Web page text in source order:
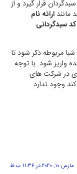
قرار گیرد و از
مانند ارائه نام
سبدگردانی
مربوطه ذکر شود تا
شود. با توجه
در شرکت های
وجود ندارد.
مارس 10, 2020 در 11:36 ب.ظ